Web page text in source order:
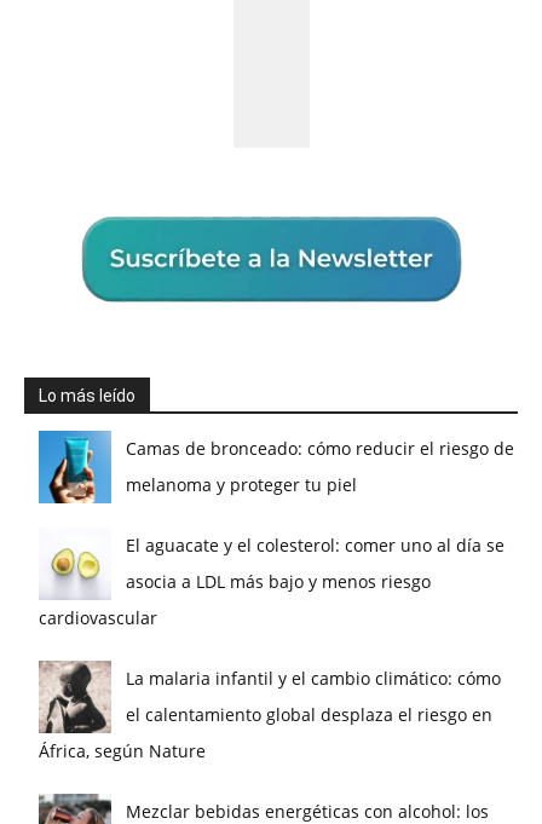
Lo más leído
Camas de bronceado: cómo reducir el riesgo de
melanoma y proteger tu piel
El aguacate y el colesterol: comer uno al día se
asocia a LDL más bajo y menos riesgo
cardiovascular
La malaria infantil y el cambio climático: cómo
el calentamiento global desplaza el riesgo en
África, según Nature
Mezclar bebidas energéticas con alcohol: los